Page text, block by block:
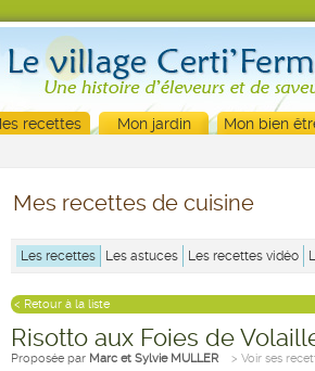
recettes Mon jardin Mon bien
Mes recettes de cuisine
Les recettes Les astuces Les recettes vidéo
< Retour à la liste
Risotto aux Foies de
Proposée par Marc et Sylvie MULLER > Voir ses